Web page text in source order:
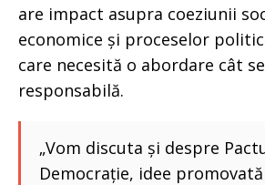
are impact asupra coeziunii
economice și proceselor
care necesită o abordare cât
responsabilă.
„Vom discuta și despre
Democrație, idee